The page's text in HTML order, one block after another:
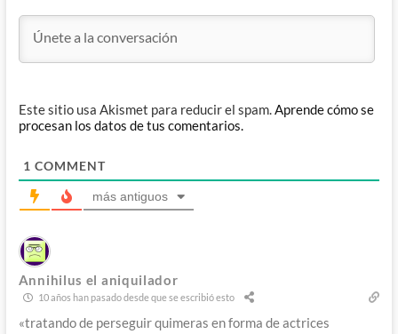
Este sitio usa Akismet para reducir el spam.Aprende cómo se
procesan los datos de tus comentarios.
1 COMMENT
más antiguos
Annihilus el aniquilador
10 años han pasado desde que se escribió esto
«tratando de perseguir quimeras en forma de actrices